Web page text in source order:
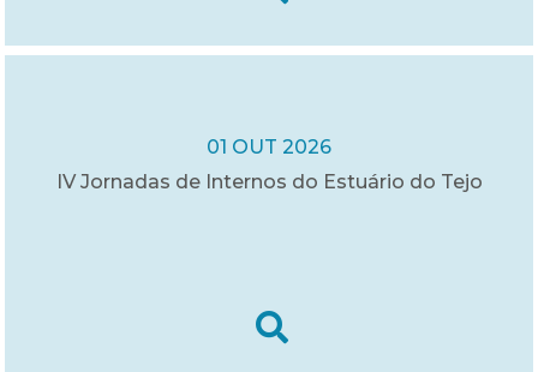
01 OUT 2026
IV Jornadas de Internos do Estuário do Tejo